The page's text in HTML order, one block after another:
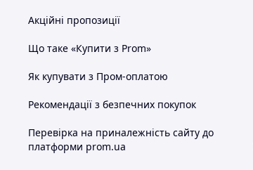
Акційні пропозиції
Що таке «Купити з Prom»
Як купувати з Пром-оплатою
Рекомендації з безпечних покупок
Перевірка на приналежність сайту до
платформи prom.ua